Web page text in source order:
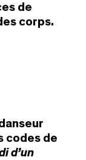
de
corps.
codes de
d’un